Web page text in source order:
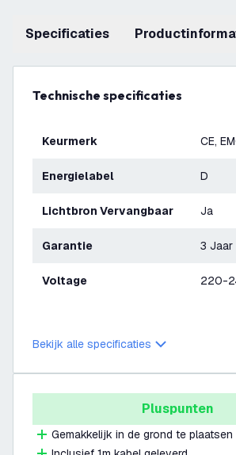
Specificaties
Technische specificaties
Keurmerk CE,
Energielabel D
Lichtbron Vervangbaar Ja
Garantie 3 Jaar
Voltage 220-
Bekijk alle specificaties
Pluspunten
Gemakkelijk in de grond te plaatsen